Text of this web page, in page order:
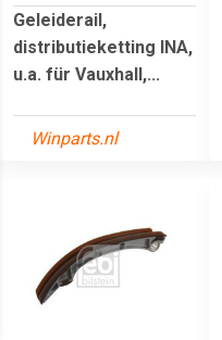
Geleiderail,
distributieketting INA,
u.a. für Vauxhall,...
Winparts.nl